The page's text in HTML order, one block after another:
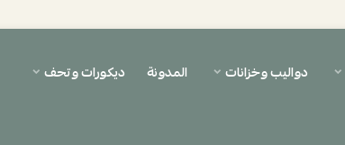
دواليب وخزانات المدونة
ديكورات وتحف